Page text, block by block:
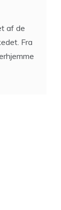
af de
Fra